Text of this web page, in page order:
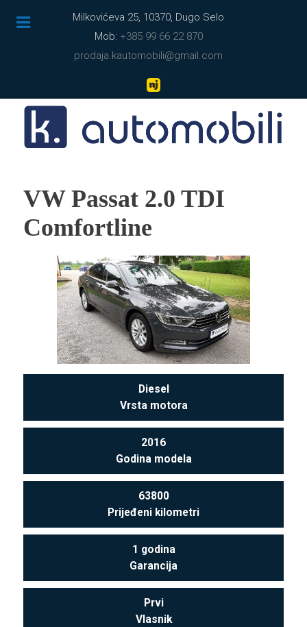
Milkovićeva 25, 10370, Dugo Selo
Mob: +385 99 66 22 870
prodaja.kautomobili@gmail.com
VW Passat 2.0 TDI
Comfortline
Diesel
Vrsta motora
2016
Godina modela
63800
Prijeđeni kilometri
1 godina
Garancija
Prvi
Vlasnik